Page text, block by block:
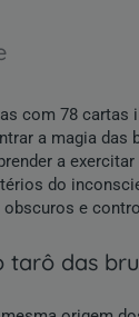
com 78 cartas
a magia das
a
do
e
tarô das